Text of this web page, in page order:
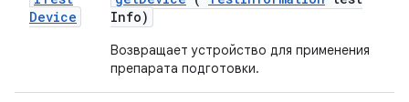
Device
Info)
Возвращает устройство для применения
препарата подготовки.